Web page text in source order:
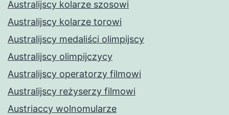
Australijscy kolarze szosowi
Australijscy kolarze torowi
Australijscy medaliści olimpijscy
Australijscy olimpijczycy
Australijscy operatorzy filmowi
Australijscy reżyserzy filmowi
Austriaccy wolnomularze